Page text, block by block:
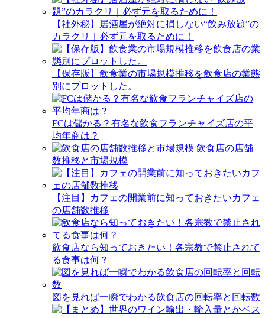
【社外秘】居酒屋が絶対に損しない“飲み放題”の
カラクリ｜必ず元を取るために！
【保存版】飲食業の市場規模推移を飲食店の業態
別にプロットした。
FCは儲かる？有名な飲食フランチャイズ店の平
均年商は？
飲食店の店舗
数推移と市場規模
【注目】カフェの開業前に知っておきたいカフェ
の店舗数推移
飲食店なら知っておきたい！各宗教で禁止されて
る食事は何？
図を見れば一瞬でわかる飲食店の回転率と回転数